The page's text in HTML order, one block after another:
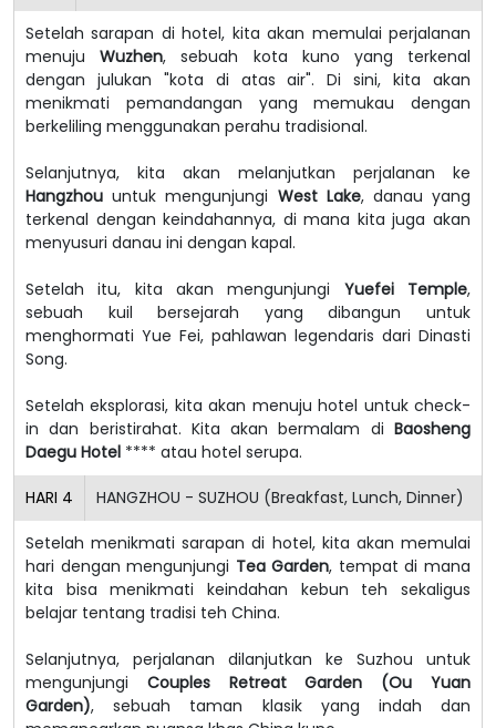
Setelah sarapan di hotel, kita akan memulai perjalanan
menujuWuzhen, sebuah kota kuno yang terkenal
dengan julukan "kota di atas air". Di sini, kita akan
menikmati pemandangan yang memukau dengan
berkeliling menggunakan perahu tradisional.
Selanjutnya, kita akan melanjutkan perjalanan ke
Hangzhou untuk mengunjungi West Lake, danau yang
terkenal dengan keindahannya, di mana kita juga akan
menyusuri danau ini dengan kapal.
Setelah itu, kita akan mengunjungi Yuefei Temple,
sebuah kuil bersejarah yang dibangun untuk
menghormati Yue Fei, pahlawan legendaris dari Dinasti
Song.
Setelah eksplorasi, kita akan menuju hotel untuk check-
in dan beristirahat. Kita akan bermalam diBaosheng
Daegu Hotel **** atau hotel serupa.
HARI 4 HANGZHOU - SUZHOU (Breakfast, Lunch, Dinner)
Setelah menikmati sarapan di hotel, kita akan memulai
hari dengan mengunjungi Tea Garden, tempat di mana
kita bisa menikmati keindahan kebun teh sekaligus
belajar tentang tradisi teh China.
Selanjutnya, perjalanan dilanjutkan ke Suzhou untuk
mengunjungi Couples Retreat Garden (Ou Yuan
Garden), sebuah taman klasik yang indah dan